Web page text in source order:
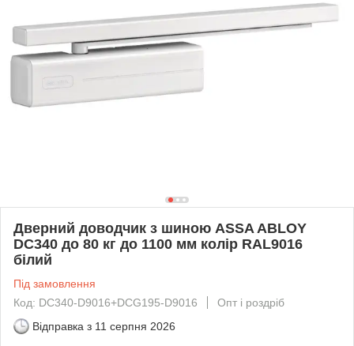
Дверний доводчик з шиною ASSA ABLOY
DC340 до 80 кг до 1100 мм колір RAL9016
білий
Під замовлення
Код: DC340-D9016+DCG195-D9016
Опт і роздріб
Відправка з 11 серпня 2026